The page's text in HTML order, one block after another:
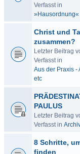
Verfasst in
Christ und
zusammen?
Letzter Beitrag
Verfasst in
Aus der Praxis -
etc
PAULUS
Letzter Beitrag
Verfasst in
8 Schritte,
finden